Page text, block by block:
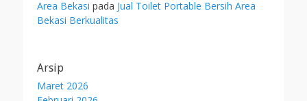
Area Bekasi pada Jual Toilet Portable Bersih Area
Bekasi Berkualitas
Arsip
Maret 2026